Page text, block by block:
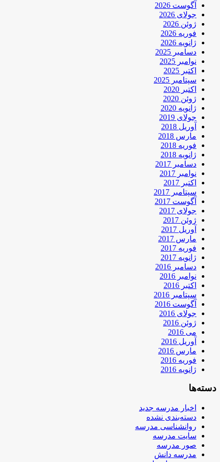
آگوست 2026
جولای 2026
ژوئن 2026
فوریه 2026
ژانویه 2026
دسامبر 2025
نوامبر 2025
اکتبر 2025
سپتامبر 2025
اکتبر 2020
ژوئن 2020
ژانویه 2020
جولای 2019
آوریل 2018
مارس 2018
فوریه 2018
ژانویه 2018
دسامبر 2017
نوامبر 2017
اکتبر 2017
سپتامبر 2017
آگوست 2017
جولای 2017
ژوئن 2017
آوریل 2017
مارس 2017
فوریه 2017
ژانویه 2017
دسامبر 2016
نوامبر 2016
اکتبر 2016
سپتامبر 2016
آگوست 2016
جولای 2016
ژوئن 2016
می 2016
آوریل 2016
مارس 2016
فوریه 2016
ژانویه 2016
دسته‌ها
اخبار مدرسه جدید
دسته‌بندی نشده
روانشناسی مدرسه
سایت مدرسه
صور مدرسه
مدرسه دانش